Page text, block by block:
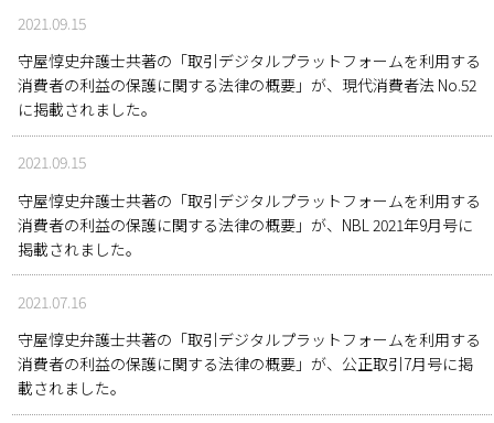
2021.09.15
守屋惇史弁護士共著の「取引デジタルプラットフォームを利用する
消費者の利益の保護に関する法律の概要」が、現代消費者法 No.52
に掲載されました。
2021.09.15
守屋惇史弁護士共著の「取引デジタルプラットフォームを利用する
消費者の利益の保護に関する法律の概要」が、NBL 2021年9月号に
掲載されました。
2021.07.16
守屋惇史弁護士共著の「取引デジタルプラットフォームを利用する
消費者の利益の保護に関する法律の概要」が、公正取引7月号に掲
載されました。